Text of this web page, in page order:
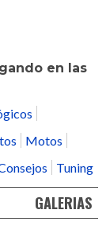
en las
Motos
Tuning
GALERIAS